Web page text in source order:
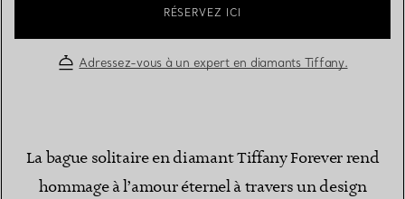
RÉSERVEZ ICI
Adressez-vous à un expert en diamants Tiffany.
La bague solitaire en diamant Tiffany Forever rend
hommage à l’amour éternel à travers un design